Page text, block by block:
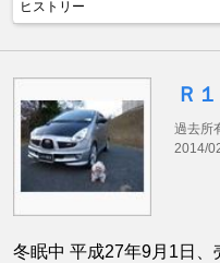
ヒストリー
Ｒ
過去所
2014/
冬眠中 平成27年9月1日、